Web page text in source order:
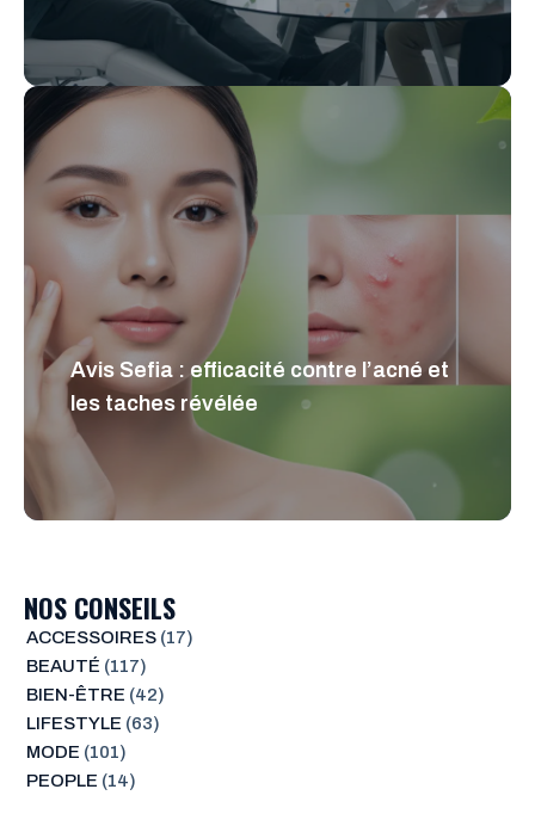
Avis Sefia : efficacité contre l’acné et
les taches révélée
NOS CONSEILS
ACCESSOIRES(17)
BEAUTÉ (117)
BIEN-ÊTRE (42)
LIFESTYLE (63)
MODE (101)
PEOPLE (14)